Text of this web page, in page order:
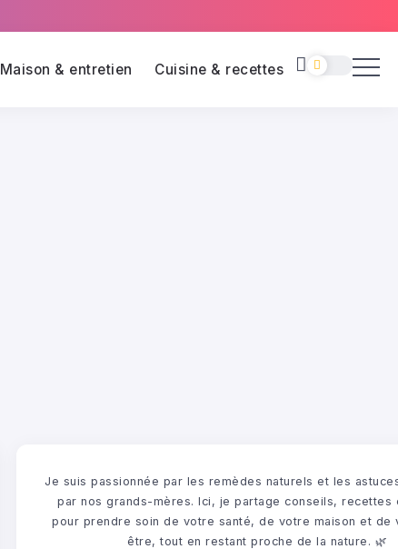
Maison & entretien Cuisine & recettes
Je suis passionnée par les remèdes naturels et les
par nos grands-mères. Ici, je partage conseils, recettes
pour prendre soin de votre santé, de votre maison et de
être, tout en restant proche de la nature. 🌿​